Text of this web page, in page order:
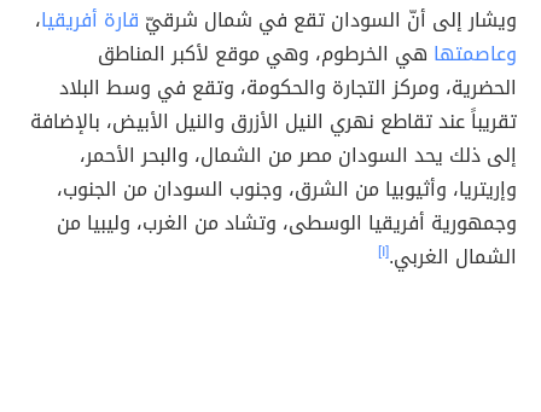
ويشار إلى أنّ السودان تقع في شمال شرقيّ قارة أفريقيا،
وعاصمتها هي الخرطوم، وهي موقع لأكبر المناطق
الحضرية، ومركز التجارة والحكومة، وتقع في وسط البلاد
تقريباً عند تقاطع نهري النيل الأزرق والنيل الأبيض، بالإضافة
إلى ذلك يحد السودان مصر من الشمال، والبحر الأحمر،
وإريتريا، وأثيوبيا من الشرق، وجنوب السودان من الجنوب،
وجمهورية أفريقيا الوسطى، وتشاد من الغرب، وليبيا من
الشمال الغربي.[١]